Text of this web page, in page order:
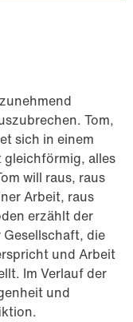
Tom,
sich in einem
gleichförmig, alles
will raus, raus
Arbeit, raus
erzählt der
Gesellschaft, die
und Arbeit
Im Verlauf der
und